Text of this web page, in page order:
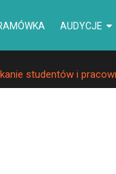
AUDYCJE
studentów i